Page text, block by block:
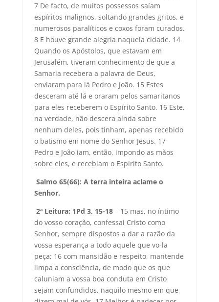
7 De facto, de muitos possessos saíam
espíritos malignos, soltando grandes gritos, e
numerosos paralíticos e coxos foram curados.
8 E houve grande alegria naquela cidade. 14
Quando os Apóstolos, que estavam em
Jerusalém, tiveram conhecimento de que a
Samaria recebera a palavra de Deus,
enviaram para lá Pedro e João. 15 Estes
desceram até lá e oraram pelos samaritanos
para eles receberem o Espírito Santo. 16 Este,
na verdade, não descera ainda sobre
nenhum deles, pois tinham, apenas recebido
o batismo em nome do Senhor Jesus. 17
Pedro e João iam, então, impondo as mãos
sobre eles, e recebiam o Espírito Santo.
Salmo 65(66): A terra inteira aclame o
Senhor.
2ª Leitura: 1Pd 3, 15-18– 15 mas, no íntimo
do vosso coração, confessai Cristo como
Senhor, sempre dispostos a dar a razão da
vossa esperança a todo aquele que vo-la
peça; 16 com mansidão e respeito, mantende
limpa a consciência, de modo que os que
caluniam a vossa boa conduta em Cristo
sejam confundidos, naquilo mesmo em que